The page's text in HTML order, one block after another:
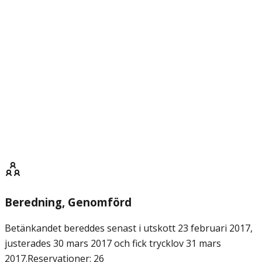
Beredning, Genomförd
Betänkandet bereddes senast i utskott 23 februari 2017,
justerades 30 mars 2017 och fick trycklov 31 mars
2017.Reservationer: 26